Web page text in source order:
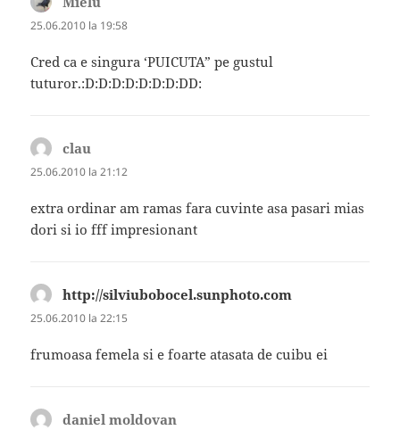
25.06.2010 la 19:58
Cred ca e singura ‘PUICUTA” pe gustul
tuturor.:D:D:D:D:D:D:D:DD:
clau
25.06.2010 la 21:12
extra ordinar am ramas fara cuvinte asa pasari mias
dori si io fff impresionant
http://silviubobocel.sunphoto.com
25.06.2010 la 22:15
frumoasa femela si e foarte atasata de cuibu ei
daniel moldovan